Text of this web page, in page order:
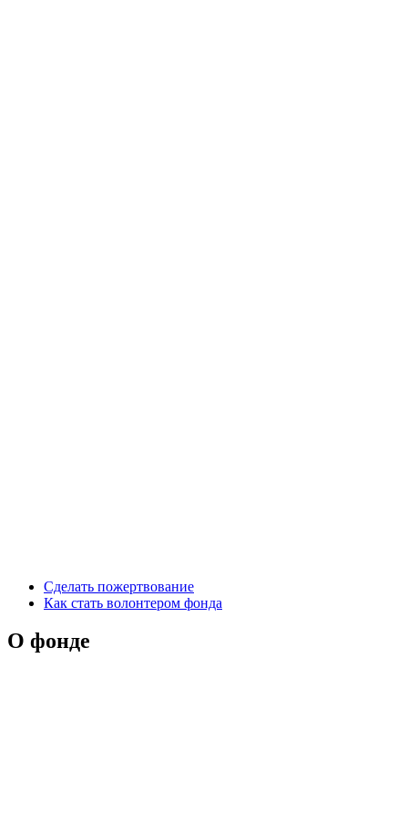
Сделать пожертвование
Как стать волонтером фонда
О фонде